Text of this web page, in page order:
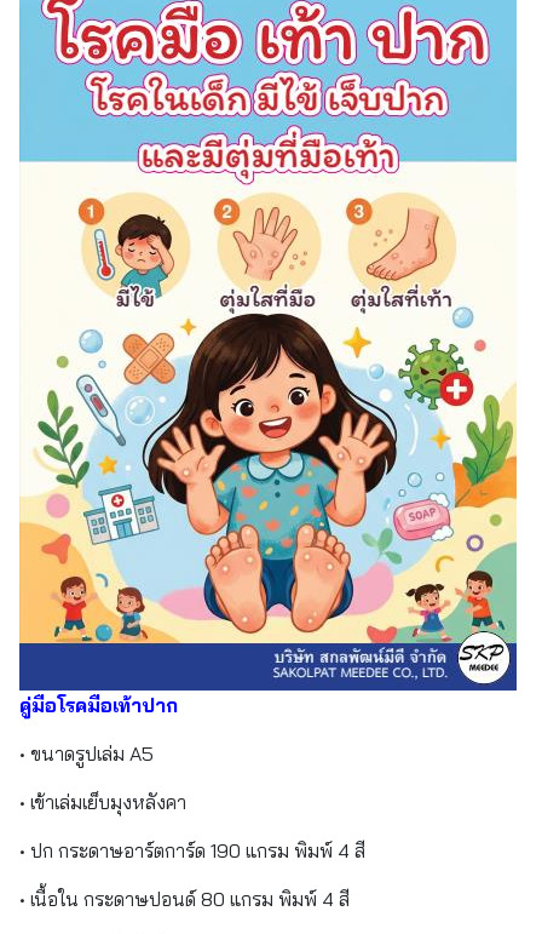
คู่มือโรคมือเท้าปาก
• ขนาดรูปเล่ม A5
• เข้าเล่มเย็บมุงหลังคา
• ปก กระดาษอาร์ตการ์ด 190 แกรม พิมพ์ 4 สี
• เนื้อใน กระดาษปอนด์ 80 แกรม พิมพ์ 4 สี